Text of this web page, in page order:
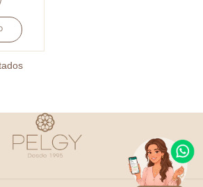
Ordenado